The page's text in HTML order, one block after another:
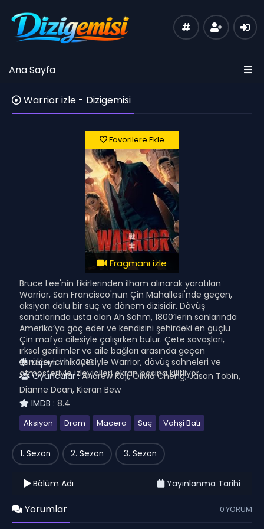
Ana Sayfa
Warrior izle - Dizigemisi
Favorilere Ekle
Fragmanı izle
Bruce Lee'nin fikirlerinden ilham alınarak yaratılan
Warrior, San Francisco'nun Çin Mahallesi'nde geçen,
aksiyon dolu bir suç ve dönem dizisidir. Dövüş
sanatlarında usta olan Ah Sahm, 1800’lerin sonlarında
Amerika’ya göç eder ve kendisini şehirdeki en güçlü
Çin mafya ailesiyle çalışırken bulur. Çete savaşları,
ırksal gerilimler ve aile bağları arasında geçen
sürükleyici hikayesiyle Warrior, dövüş sahneleri ve
atmosferiyle izleyicileri ekran başına kilitliyor.
Yapım Yılı :2019
Oyuncular :Andrew Koji, Olivia Cheng, Jason Tobin,
Dianne Doan, Kieran Bew
IMDB : 8.4
Aksiyon Dram Macera Suç Vahşi Batı
1. Sezon 2. Sezon 3. Sezon
Bölüm Adı Yayınlanma Tarihi
Yorumlar 0 YORUM